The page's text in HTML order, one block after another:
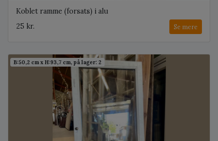
Koblet ramme (forsats) i alu
25 kr.
Se mere
B:50,2 cm x H:93,7 cm, på lager: 2